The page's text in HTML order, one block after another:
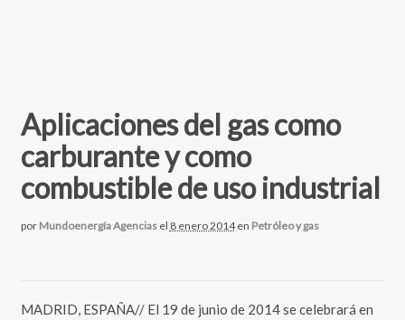
Aplicaciones del gas como
carburante y como
combustible de uso industrial
por Mundoenergía Agencias el 8 enero 2014 en Petróleo y gas
MADRID, ESPAÑA// El 19 de junio de 2014 se celebrará en